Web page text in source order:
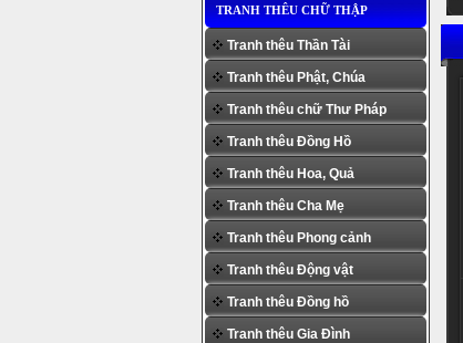
TRANH THÊU CHỮ THẬP
Tranh thêu Thần Tài
Tranh thêu Phật, Chúa
Tranh thêu chữ Thư Pháp
Tranh thêu Đồng Hồ
Tranh thêu Hoa, Quả
Tranh thêu Cha Mẹ
Tranh thêu Phong cảnh
Tranh thêu Động vật
Tranh thêu Đồng hồ
Tranh thêu Gia Đình